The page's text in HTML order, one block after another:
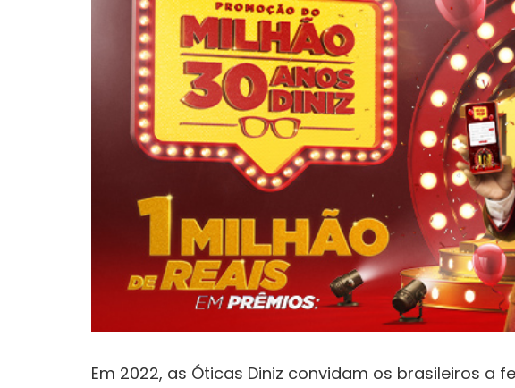
Em 2022, as Óticas Diniz convidam os brasileiros a